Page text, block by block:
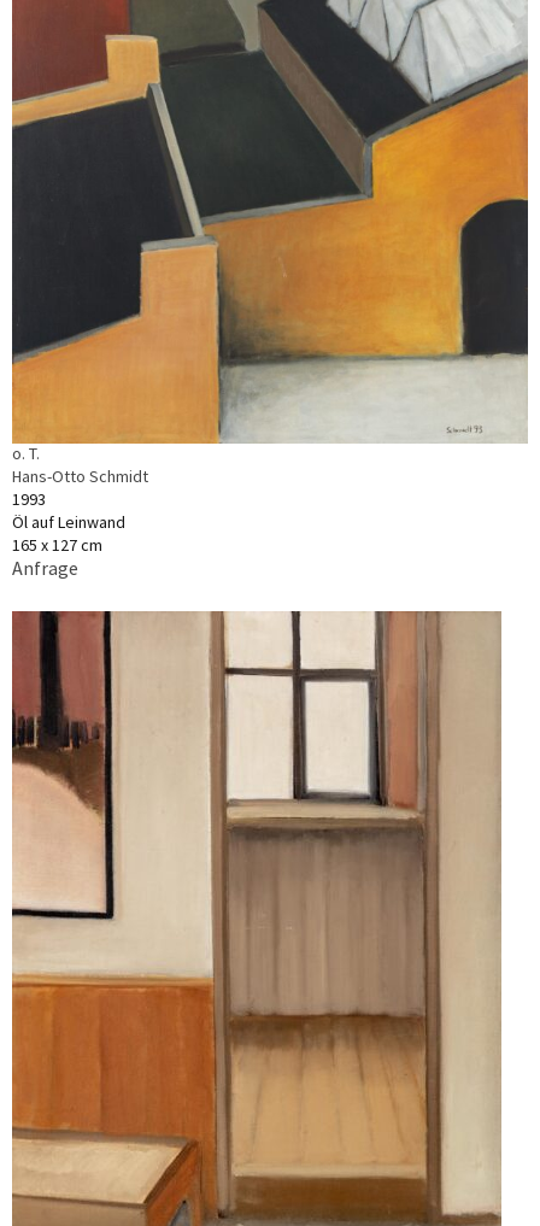
o. T.
Hans-Otto Schmidt
1993
Öl auf Leinwand
165 x 127 cm
Anfrage